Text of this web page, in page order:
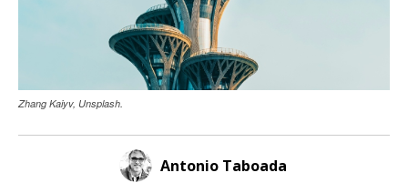
Zhang Kaiyv, Unsplash.
Antonio Taboada